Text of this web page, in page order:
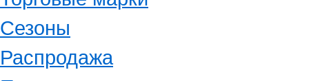
Сезоны
Распродажа